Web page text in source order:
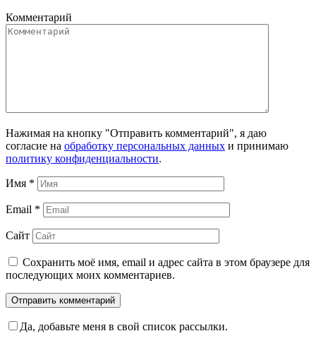
Комментарий
Нажимая на кнопку "Отправить комментарий", я даю
согласие на обработку персональных данных и принимаю
политику конфиденциальности.
Имя *
Email *
Сайт
Сохранить моё имя, email и адрес сайта в этом браузере для
последующих моих комментариев.
Да, добавьте меня в свой список рассылки.